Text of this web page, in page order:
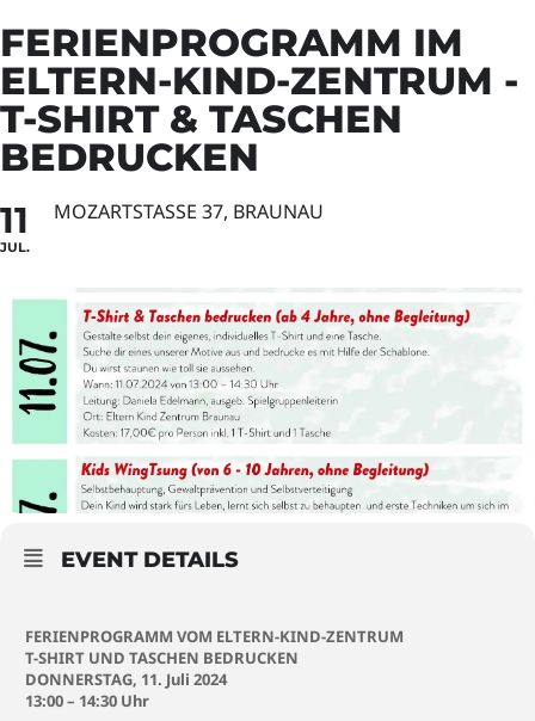
FERIENPROGRAMM IM
ELTERN-KIND-ZENTRUM -
T-SHIRT & TASCHEN
BEDRUCKEN
11
JUL.
MOZARTSTASSE 37, BRAUNAU
EVENT DETAILS
FERIENPROGRAMM VOM ELTERN-KIND-ZENTRUM
T-SHIRT UND TASCHEN BEDRUCKEN
DONNERSTAG, 11. Juli 2024
13:00 – 14:30 Uhr